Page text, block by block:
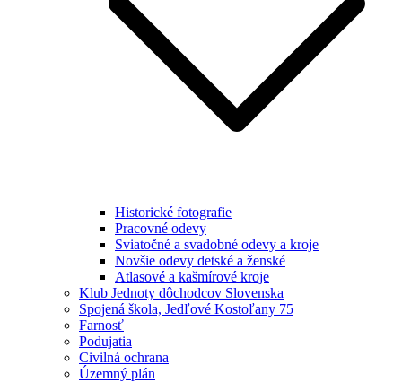
Historické fotografie
Pracovné odevy
Sviatočné a svadobné odevy a kroje
Novšie odevy detské a ženské
Atlasové a kašmírové kroje
Klub Jednoty dôchodcov Slovenska
Spojená škola, Jedľové Kostoľany 75
Farnosť
Podujatia
Civilná ochrana
Územný plán